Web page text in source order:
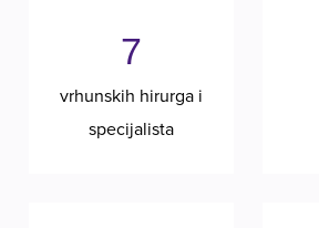
7
vrhunskih hirurga i
specijalista